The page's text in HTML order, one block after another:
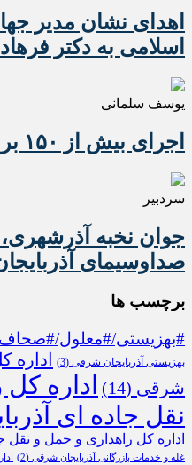
اهدای نشان مدیر
اسلامی به دکتر
یوسف سلمانی
اجرای بیش از ۱۵۰ برنامه فرهنگی در اهر
سردبیر
جوان نخبه
صداوسیمای
برچسب ها
#بهزیستی/#معلول/#صحاف
بهزیستی آذربایجان شرقی (3)
اداره
شرقی (14)
اداره
نقل جاده ای
اداره کل راهداری و حمل و نقل
غله و خدمات بازرگانی آذربایجان شرقی (2)